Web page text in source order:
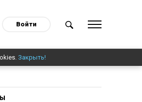
Войти
Закрыть!